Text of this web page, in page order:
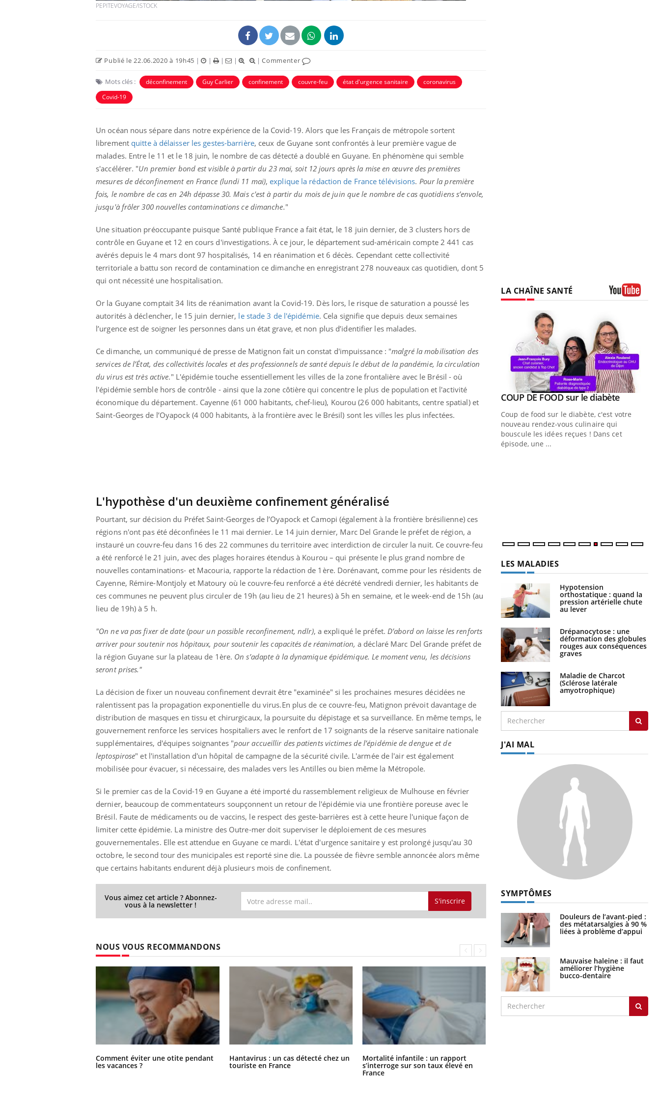
PEPITEVOYAGE/ISTOCK
Publié le 22.06.2020 à 19h45 | | | | |Commenter
Mots clés : déconfinement Guy Carlier confinement couvre-feu état d'urgence sanitaire
coronavirus
Covid-19
Un océan nous sépare dans notre expérience de la Covid-19. Alors que les Français de métropole sortent
librement quitte à délaisser les gestes-barrière, ceux de Guyane sont confrontés à leur première vague de
malades. Entre le 11 et le 18 juin, le nombre de cas détecté a doublé en Guyane. En phénomène qui semble
s'accélérer. "Un premier bond est visible à partir du 23 mai, soit 12 jours après la mise en œuvre des premières
mesures de déconfinement en France (lundi 11 mai),explique la rédaction de France télévisions. Pour la première
fois, le nombre de cas en 24h dépasse 30. Mais c'est à partir du mois de juin que le nombre de cas quotidiens s’envole,
jusqu'à frôler 300 nouvelles contaminations ce dimanche."
Une situation préoccupante puisque Santé publique France a fait état, le 18 juin dernier, de 3 clusters hors de
contrôle en Guyane et 12 en cours d'investigations. À ce jour, le département sud-américain compte 2 441 cas
avérés depuis le 4 mars dont 97 hospitalisés, 14 en réanimation et 6 décès. Cependant cette collectivité
territoriale a battu son record de contamination ce dimanche en enregistrant 278 nouveaux cas quotidien, dont 5
qui ont nécessité une hospitalisation.
Or la Guyane comptait 34 lits de réanimation avant la Covid-19. Dès lors, le risque de saturation a poussé les
autorités à déclencher, le 15 juin dernier, le stade 3 de l'épidémie. Cela signifie que depuis deux semaines
l’urgence est de soigner les personnes dans un état grave, et non plus d’identifier les malades.
Ce dimanche, un communiqué de presse de Matignon fait un constat d'impuissance : "malgré la mobilisation des
services de l’État, des collectivités locales et des professionnels de santé depuis le début de la pandémie, la circulation
du virus est très active." L'épidémie touche essentiellement les villes de la zone frontalière avec le Brésil - où
l'épidémie semble hors de contrôle - ainsi que la zone côtière qui concentre le plus de population et l'activité
économique du département. Cayenne (61 000 habitants, chef-lieu), Kourou (26 000 habitants, centre spatial) et
Saint-Georges de l’Oyapock (4 000 habitants, à la frontière avec le Brésil) sont les villes les plus infectées.
L'hypothèse d'un deuxième confinement généralisé
Pourtant, sur décision du Préfet Saint-Georges de l’Oyapock et Camopi (également à la frontière brésilienne) ces
régions n'ont pas été déconfinées le 11 mai dernier. Le 14 juin dernier, Marc Del Grande le préfet de région, a
instauré un couvre-feu dans 16 des 22 communes du territoire avec interdiction de circuler la nuit. Ce couvre-feu
a été renforcé le 21 juin, avec des plages horaires étendus à Kourou – qui présente le plus grand nombre de
nouvelles contaminations- et Macouria, rapporte la rédaction de 1ère. Dorénavant, comme pour les résidents de
Cayenne, Rémire-Montjoly et Matoury où le couvre-feu renforcé a été décrété vendredi dernier, les habitants de
ces communes ne peuvent plus circuler de 19h (au lieu de 21 heures) à 5h en semaine, et le week-end de 15h (au
lieu de 19h) à 5 h.
"On ne va pas fixer de date (pour un possible reconfinement, ndlr), a expliqué le préfet.D’abord on laisse les renforts
arriver pour soutenir nos hôpitaux, pour soutenir les capacités de réanimation, a déclaré Marc Del Grande préfet de
la région Guyane sur la plateau de 1ère. On s’adapte à la dynamique épidémique. Le moment venu, les décisions
seront prises."
La décision de fixer un nouveau confinement devrait être "examinée" si les prochaines mesures décidées ne
ralentissent pas la propagation exponentielle du virus.En plus de ce couvre-feu, Matignon prévoit davantage de
distribution de masques en tissu et chirurgicaux, la poursuite du dépistage et sa surveillance. En même temps, le
gouvernement renforce les services hospitaliers avec le renfort de 17 soignants de la réserve sanitaire nationale
supplémentaires, d'équipes soignantes "pour accueillir des patients victimes de l’épidémie de dengue et de
leptospirose" et l'installation d'un hôpital de campagne de la sécurité civile. L'armée de l'air est également
mobilisée pour évacuer, si nécessaire, des malades vers les Antilles ou bien même la Métropole.
Si le premier cas de la Covid-19 en Guyane a été importé du rassemblement religieux de Mulhouse en février
dernier, beaucoup de commentateurs soupçonnent un retour de l'épidémie via une frontière poreuse avec le
Brésil. Faute de médicaments ou de vaccins, le respect des geste-barrières est à cette heure l'unique façon de
limiter cette épidémie. La ministre des Outre-mer doit superviser le déploiement de ces mesures
gouvernementales. Elle est attendue en Guyane ce mardi. L'état d'urgence sanitaire y est prolongé jusqu'au 30
octobre, le second tour des municipales est reporté sine die. La poussée de fièvre semble annoncée alors même
que certains habitants endurent déjà plusieurs mois de confinement.
Vous aimez cet article ? Abonnez-
vous à la newsletter ! S'inscrire
NOUS VOUS RECOMMANDONS
Comment éviter une otite pendant
les vacances ?
Hantavirus : un cas détecté chez un
touriste en France
Mortalité infantile : un rapport
s’interroge sur son taux élevé en
France
LA CHAÎNE SANTÉ
Diabète & Ramadan 2026
Le Ramadan approche, et, pour de
Un « jumeau numérique » pour
faciliter l’accès à la médecine
préventiveYoutube
Youtube
COUP DE FOOD sur le diabèteYoutube
Coup de food sur le diabète, c'est votre
nouveau rendez-vous culinaire qui
bouscule les idées reçues ! Dans cet
épisode, une ...
LES MALADIES
Hypotension
orthostatique : quand la
pression artérielle chute
au lever
Drépanocytose : une
déformation des globules
rouges aux conséquences
graves
Maladie de Charcot
(Sclérose latérale
amyotrophique)
J'AI MAL
SYMPTÔMES
Douleurs de l’avant-pied :
des métatarsalgies à 90 %
liées à problème d’appui
Mauvaise haleine : il faut
améliorer l’hygiène
bucco-dentaire